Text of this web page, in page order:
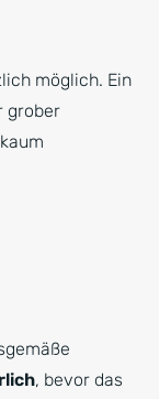
möglich. Ein
grober
, bevor das